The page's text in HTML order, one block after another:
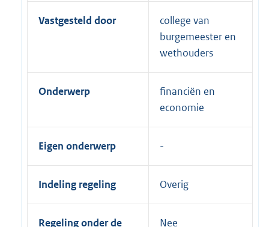
Vastgesteld door
college van
burgemeester en
wethouders
Onderwerp
financiën en
economie
Eigen onderwerp
Indeling regeling Overig
Regeling onder de
Nee